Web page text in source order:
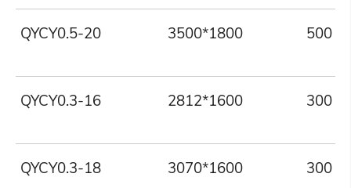
QYCY0.5-20 3500*1800 500
QYCY0.3-16 2812*1600 300
QYCY0.3-18 3070*1600 300